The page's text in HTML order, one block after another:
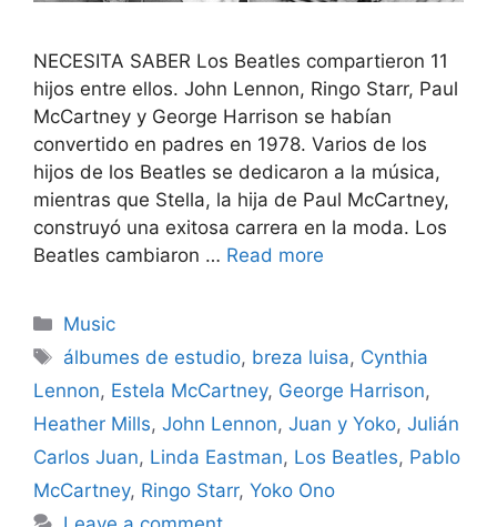
NECESITA SABER Los Beatles compartieron 11
hijos entre ellos. John Lennon, Ringo Starr, Paul
McCartney y George Harrison se habían
convertido en padres en 1978. Varios de los
hijos de los Beatles se dedicaron a la música,
mientras que Stella, la hija de Paul McCartney,
construyó una exitosa carrera en la moda. Los
Beatles cambiaron … Read more
Categories
Music
Tags
álbumes de estudio, breza luisa, Cynthia
Lennon, Estela McCartney, George Harrison,
Heather Mills, John Lennon, Juan y Yoko, Julián
Carlos Juan, Linda Eastman, Los Beatles, Pablo
McCartney, Ringo Starr, Yoko Ono